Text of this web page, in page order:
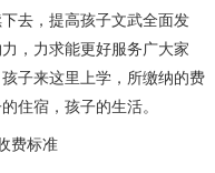
去，提高孩子文武全面发
，力求能更好服务广大家
子来这里上学，所缴纳的费
住宿，孩子的生活。